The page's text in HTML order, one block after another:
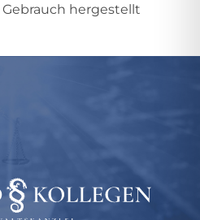
hergestellt